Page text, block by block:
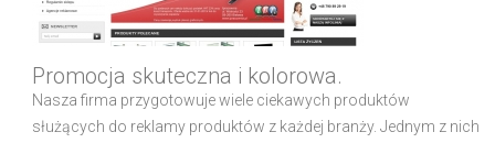
Promocja skuteczna i kolorowa.
Nasza firma przygotowuje wiele ciekawych produktów
służących do reklamy produktów z każdej branży. Jednym z nich